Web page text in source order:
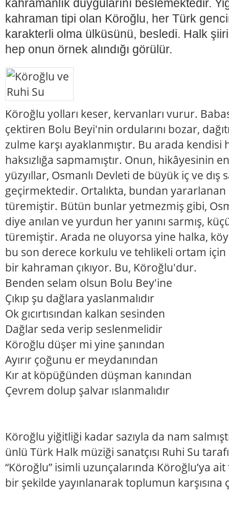
kahramanlık duygularını beslemektedir.
kahraman tipi olan Köroğlu, her Türk
karakterli olma ülküsünü, besledi. Halk
hep onun örnek alındığı görülür.
Köroğlu yolları keser, kervanları vurur.
çektiren Bolu Beyi'nin ordularını bozar,
zulme karşı ayaklanmıştır. Bu arada kendisi
haksızlığa sapmamıştır. Onun, hikâyesinin
yüzyıllar, Osmanlı Devleti de büyük iç ve dış
geçirmektedir. Ortalıkta, bundan
türemiştir. Bütün bunlar yetmezmiş gibi,
diye anılan ve yurdun her yanını sarmış,
türemiştir. Arada ne oluyorsa yine halka,
bu son derece korkulu ve tehlikeli ortam
bir kahraman çıkıyor. Bu, Köroğlu'dur.
Benden selam olsun Bolu Bey'ine
Çıkıp şu dağlara yaslanmalıdır
Ok gıcırtısından kalkan sesinden
Dağlar seda verip seslenmelidir
Köroğlu düşer mi yine şanından
Ayırır çoğunu er meydanından
Kır at köpüğünden düşman kanından
Çevrem dolup şalvar ıslanmalıdır
Köroğlu yiğitliği kadar sazıyla da nam
ünlü Türk Halk müziği sanatçısı Ruhi Su
“Köroğlu” isimli uzunçalarında Köroğlu’ya
bir şekilde yayınlanarak toplumun karşısına